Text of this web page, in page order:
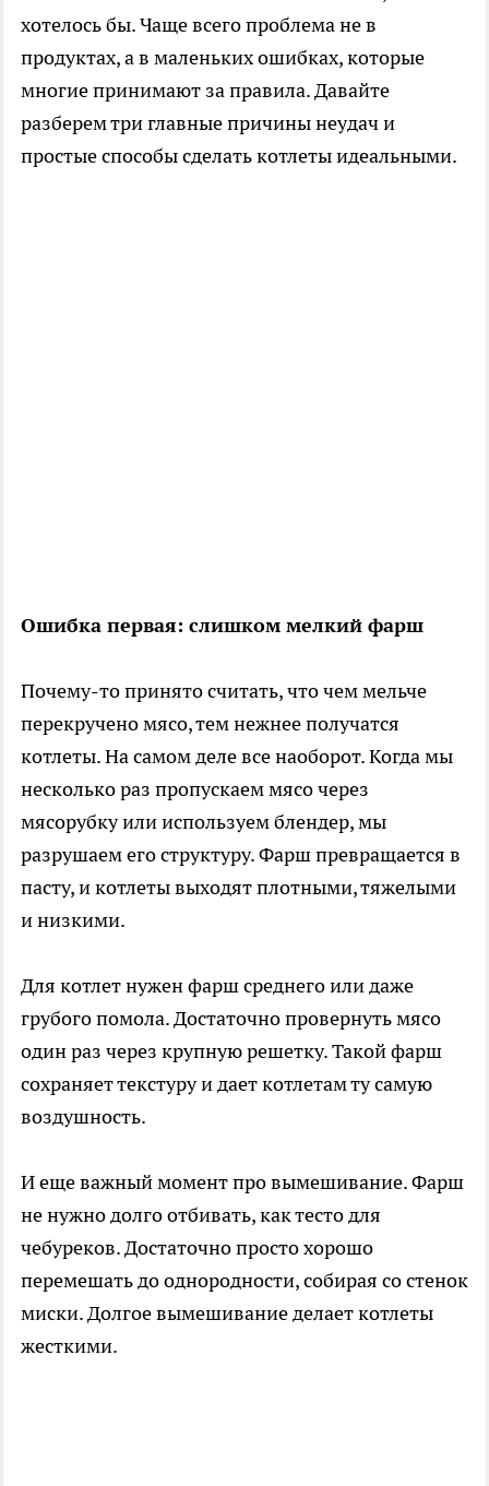
хотелось бы. Чаще всего проблема не в
продуктах, а в маленьких ошибках, которые
многие принимают за правила. Давайте
разберем три главные причины неудач и
простые способы сделать котлеты идеальными.
Ошибка первая: слишком мелкий фарш
Почему-то принято считать, что чем мельче
перекручено мясо, тем нежнее получатся
котлеты. На самом деле все наоборот. Когда мы
несколько раз пропускаем мясо через
мясорубку или используем блендер, мы
разрушаем его структуру. Фарш превращается в
пасту, и котлеты выходят плотными, тяжелыми
и низкими.
Для котлет нужен фарш среднего или даже
грубого помола. Достаточно провернуть мясо
один раз через крупную решетку. Такой фарш
сохраняет текстуру и дает котлетам ту самую
воздушность.
И еще важный момент про вымешивание. Фарш
не нужно долго отбивать, как тесто для
чебуреков. Достаточно просто хорошо
перемешать до однородности, собирая со стенок
миски. Долгое вымешивание делает котлеты
жесткими.